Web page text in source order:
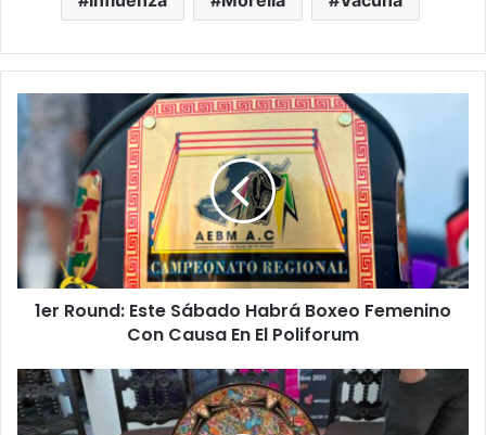
1er
Round:
Este
Habrá
Boxeo
Femenino
Causa
1er Round: Este Sábado Habrá Boxeo Femenino
Con Causa En El Poliforum
¡Vamos!
54
Edición